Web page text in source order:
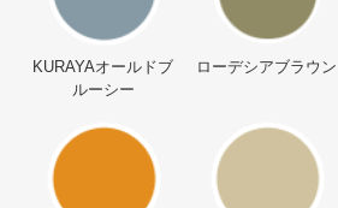
KURAYAオールドブ
ルーシー
ローデシアブラウン